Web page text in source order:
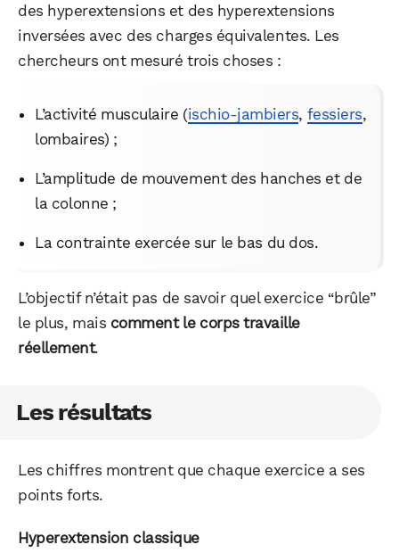
des hyperextensions et des hyperextensions
inversées avec des charges équivalentes. Les
chercheurs ont mesuré trois choses :
L’activité musculaire (ischio-jambiers, fessiers,
lombaires) ;
L’amplitude de mouvement des hanches et de
la colonne ;
La contrainte exercée sur le bas du dos.
L’objectif n’était pas de savoir quel exercice “brûle”
le plus, mais comment le corps travaille
réellement.
Les résultats
Les chiffres montrent que chaque exercice a ses
points forts.
Hyperextension classique